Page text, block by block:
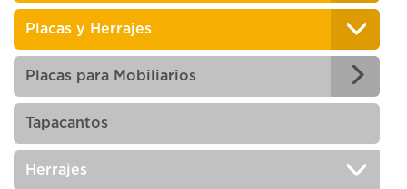
Placas y Herrajes
Placas para Mobiliarios
Tapacantos
Herrajes